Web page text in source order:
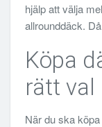
hjälp att välja
allrounddäck.
Köpa
rätt val
När du ska